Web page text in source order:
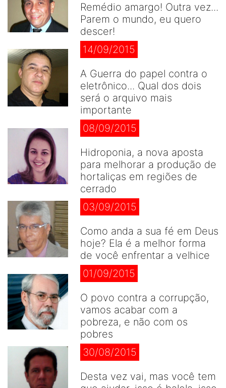
Remédio amargo! Outra vez...
Parem o mundo, eu quero
descer!
14/09/2015
A Guerra do papel contra o
eletrônico... Qual dos dois
será o arquivo mais
importante
08/09/2015
Hidroponia, a nova aposta
para melhorar a produção de
hortaliças em regiões de
cerrado
03/09/2015
Como anda a sua fé em Deus
hoje? Ela é a melhor forma
de você enfrentar a velhice
01/09/2015
O povo contra a corrupção,
vamos acabar com a
pobreza, e não com os
pobres
30/08/2015
Desta vez vai, mas você tem